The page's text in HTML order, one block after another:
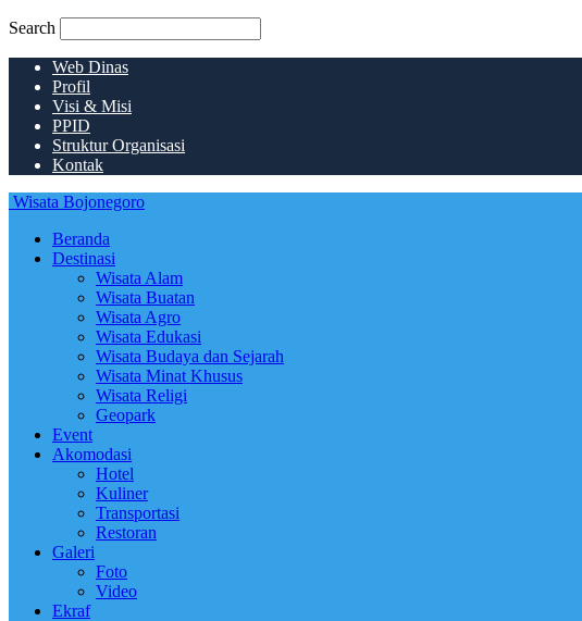
Search
Web Dinas
Profil
Visi & Misi
PPID
Struktur Organisasi
Kontak
Wisata Bojonegoro
Beranda
Destinasi
Wisata Alam
Wisata Buatan
Wisata Agro
Wisata Edukasi
Wisata Budaya dan Sejarah
Wisata Minat Khusus
Wisata Religi
Geopark
Event
Akomodasi
Hotel
Kuliner
Transportasi
Restoran
Galeri
Foto
Video
Ekraf